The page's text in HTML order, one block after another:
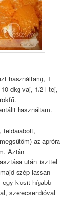
használtam), 1
dkg vaj, 1/2 l tej,
használtam.
feldarabolt,
az apróra
Aztán
után liszttel
szép lassan
egy kicsit hígabb
szerecsendióval